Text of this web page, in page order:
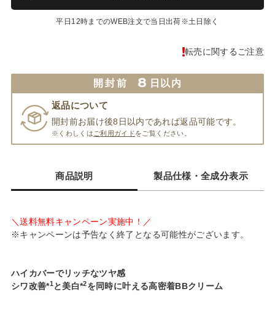
平日12時までのWEB注文で当日出荷※土日除く
転売に関するご注意
開封前 8 日以内
返品について
開封前お届け後8日以内であれば返品可能です。
※くわしくは ご利用ガイドをご覧ください。
商品説明 製品仕様・全成分表示
＼送料無料キャンペーン実施中！／
※キャンペーンは予告なく終了となる可能性がございます。
ハイカバーでリッチなツヤ感
シワ改善*1 と美白*2を同時に叶える高密着BBクリーム